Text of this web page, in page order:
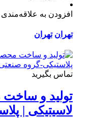
افزودن به علاقه‌مندی
تهران تهران
تماس بگیرید
تولید و ساخت
لاسیتیکی |